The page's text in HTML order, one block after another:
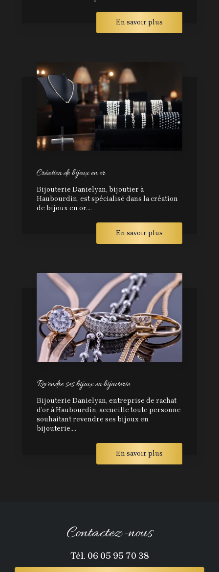
En savoir plus
Création de bijoux en or
Bijouterie Danielyan, bijoutier à
Haubourdin, est spécialisé dans la création
de bijoux en or....
En savoir plus
Revendre ses bijoux en bijouterie
Bijouterie Danielyan, entreprise de rachat
d’or à Haubourdin, accueille toute personne
souhaitant revendre ses bijoux en
bijouterie....
En savoir plus
Contactez-nous
Tél. 06 05 95 70 38